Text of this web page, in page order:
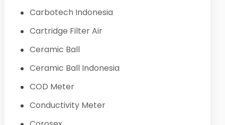
Carbotech Indonesia
Cartridge Filter Air
Ceramic Ball
Ceramic Ball Indonesia
COD Meter
Conductivity Meter